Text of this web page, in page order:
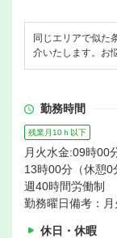
同じエリアで似た
介いたします。お
勤務時間
残業月10ｈ以下
月火水金:09時00
13時00分（休憩0
週40時間労働制
勤務曜日備考：月
休日・休暇